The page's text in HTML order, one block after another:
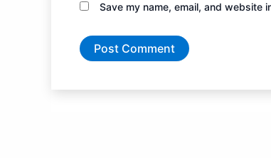
Save my name, email, and website